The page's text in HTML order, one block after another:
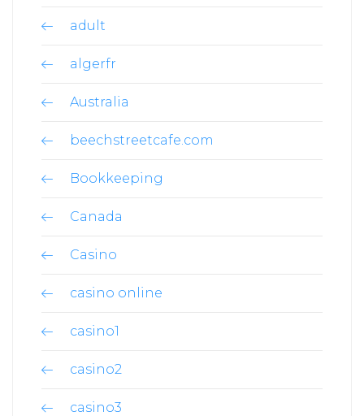
adult
algerfr
Australia
beechstreetcafe.com
Bookkeeping
Canada
Casino
casino online
casino1
casino2
casino3